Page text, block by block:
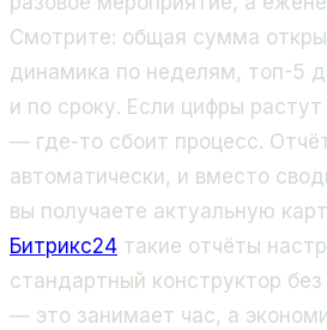
Смотрите: общая сумма
динамика по неделям, топ-5
и по сроку. Если цифры
— где-то сбоит процесс.
автоматически, и вместо
вы получаете актуальную
Битрикс24 такие отчёты
стандартный конструктор
— это занимает час, а